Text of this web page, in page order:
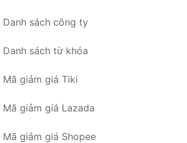
Danh sách công ty
Danh sách từ khóa
Mã giảm giá Tiki
Mã giảm giá Lazada
Mã giảm giá Shopee